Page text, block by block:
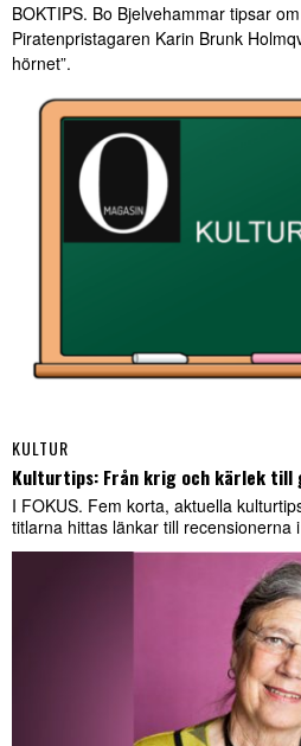
BOKTIPS. Bo Bjelvehammar tipsar
Piratenpristagaren Karin Brunk
hörnet”.
KULTUR
Kulturtips: Från krig och kärlek till
I FOKUS. Fem korta, aktuella
titlarna hittas länkar till recensionerna